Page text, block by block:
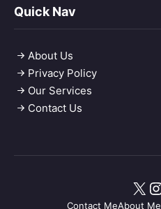
Quick Nav
About Us
Privacy Policy
Our Services
Contact Us
Contact MeAbout Me
X